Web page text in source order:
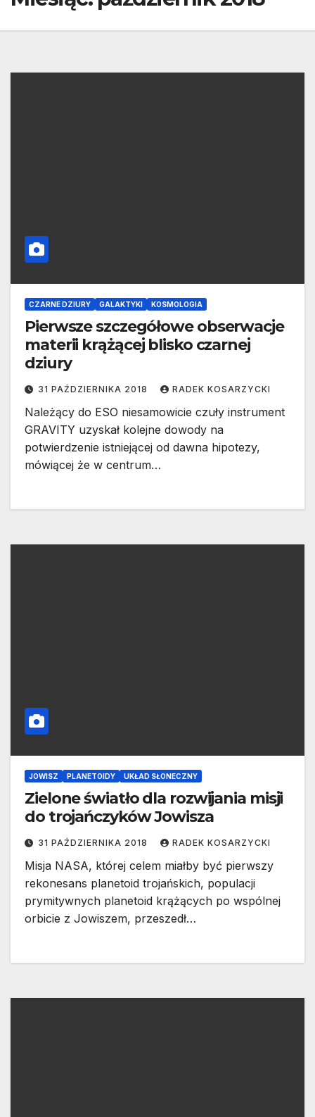
CZARNE DZIURY GALAKTYKI KOSMOLOGIA
Pierwsze szczegółowe obserwacje
materii krążącej blisko czarnej
dziury
31 PAŹDZIERNIKA 2018 RADEK KOSARZYCKI
Należący do ESO niesamowicie czuły instrument
GRAVITY uzyskał kolejne dowody na
potwierdzenie istniejącej od dawna hipotezy,
mówiącej że w centrum…
JOWISZ PLANETOIDY UKŁAD SŁONECZNY
Zielone światło dla rozwijania misji
do trojańczyków Jowisza
31 PAŹDZIERNIKA 2018 RADEK KOSARZYCKI
Misja NASA, której celem miałby być pierwszy
rekonesans planetoid trojańskich, populacji
prymitywnych planetoid krążących po wspólnej
orbicie z Jowiszem, przeszedł…